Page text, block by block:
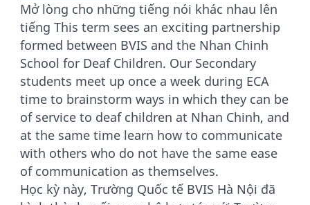
Mở lòng cho những tiếng nói khác nhau lên
tiếng This term sees an exciting partnership
formed between BVIS and the Nhan Chinh
School for Deaf Children. Our Secondary
students meet up once a week during ECA
time to brainstorm ways in which they can be
of service to deaf children at Nhan Chinh, and
at the same time learn how to communicate
with others who do not have the same ease
of communication as themselves.
Học kỳ này, Trường Quốc tế BVIS Hà Nội đã